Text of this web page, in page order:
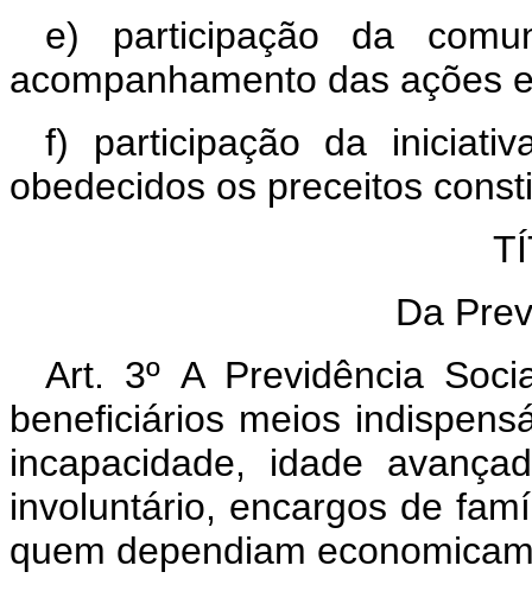
e) participação da
acompanhamento das ações
f) participação da
obedecidos os preceitos
Da
Art. 3º A Previdência
beneficiários meios
incapacidade, idade
involuntário, encargos de
quem dependiam